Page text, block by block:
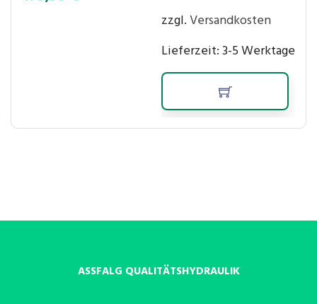
zzgl.Versandkosten
Lieferzeit:3-5 Werktage
ASSFALG QUALITÄTSHYDRAULIK